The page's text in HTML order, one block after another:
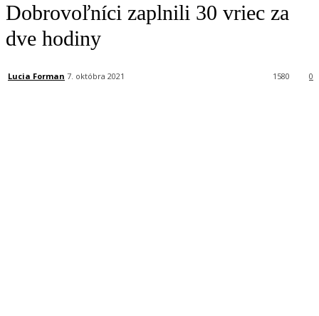
Dobrovoľníci zaplnili 30 vriec za
dve hodiny
Lucia Forman 7. októbra 2021 0
1580